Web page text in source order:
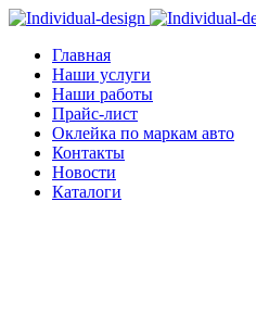
Главная
Наши услуги
Наши работы
Прайс-лист
Оклейка по маркам авто
Контакты
Новости
Каталоги